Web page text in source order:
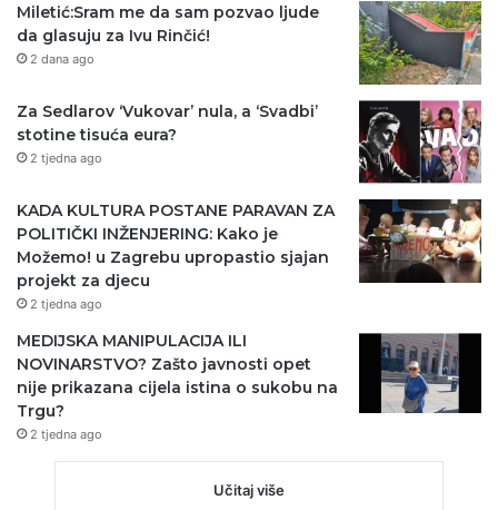
Miletić:Sram me da sam pozvao ljude
da glasuju za Ivu Rinčić!
2 dana ago
Za Sedlarov ‘Vukovar’ nula, a ‘Svadbi’
stotine tisuća eura?
2 tjedna ago
KADA KULTURA POSTANE PARAVAN ZA
POLITIČKI INŽENJERING: Kako je
Možemo! u Zagrebu upropastio sjajan
projekt za djecu
2 tjedna ago
MEDIJSKA MANIPULACIJA ILI
NOVINARSTVO? Zašto javnosti opet
nije prikazana cijela istina o sukobu na
Trgu?
2 tjedna ago
Učitaj više